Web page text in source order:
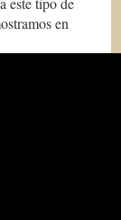
en